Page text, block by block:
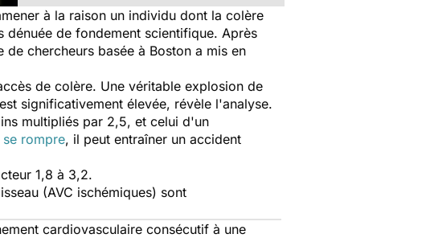
à la raison un individu dont la colère
de fondement scientifique. Après
chercheurs basée à Boston a mis en
de colère. Une véritable explosion de
significativement élevée, révèle l'analyse.
multipliés par 2,5, et celui d'un
se rompre, il peut entraîner un accident
1,8 à 3,2.
(AVC ischémiques) sont
cardiovasculaire consécutif à une